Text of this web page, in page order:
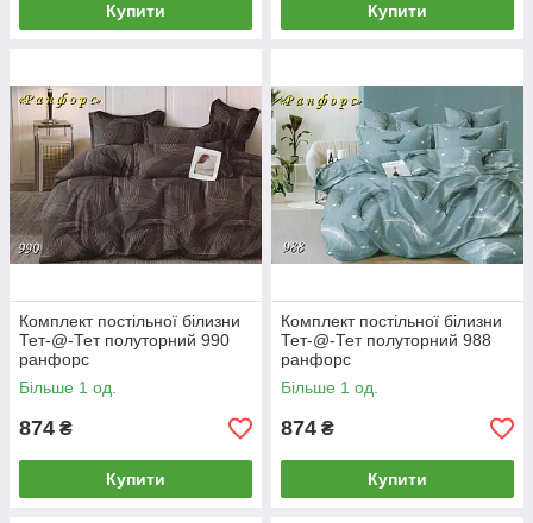
Купити Купити
Комплект постільної білизни
Тет-@-Тет полуторний 990
ранфорс
Більше 1 од.
874 ₴
Купити
Комплект постільної білизни
Тет-@-Тет полуторний 988
ранфорс
Більше 1 од.
874 ₴
Купити